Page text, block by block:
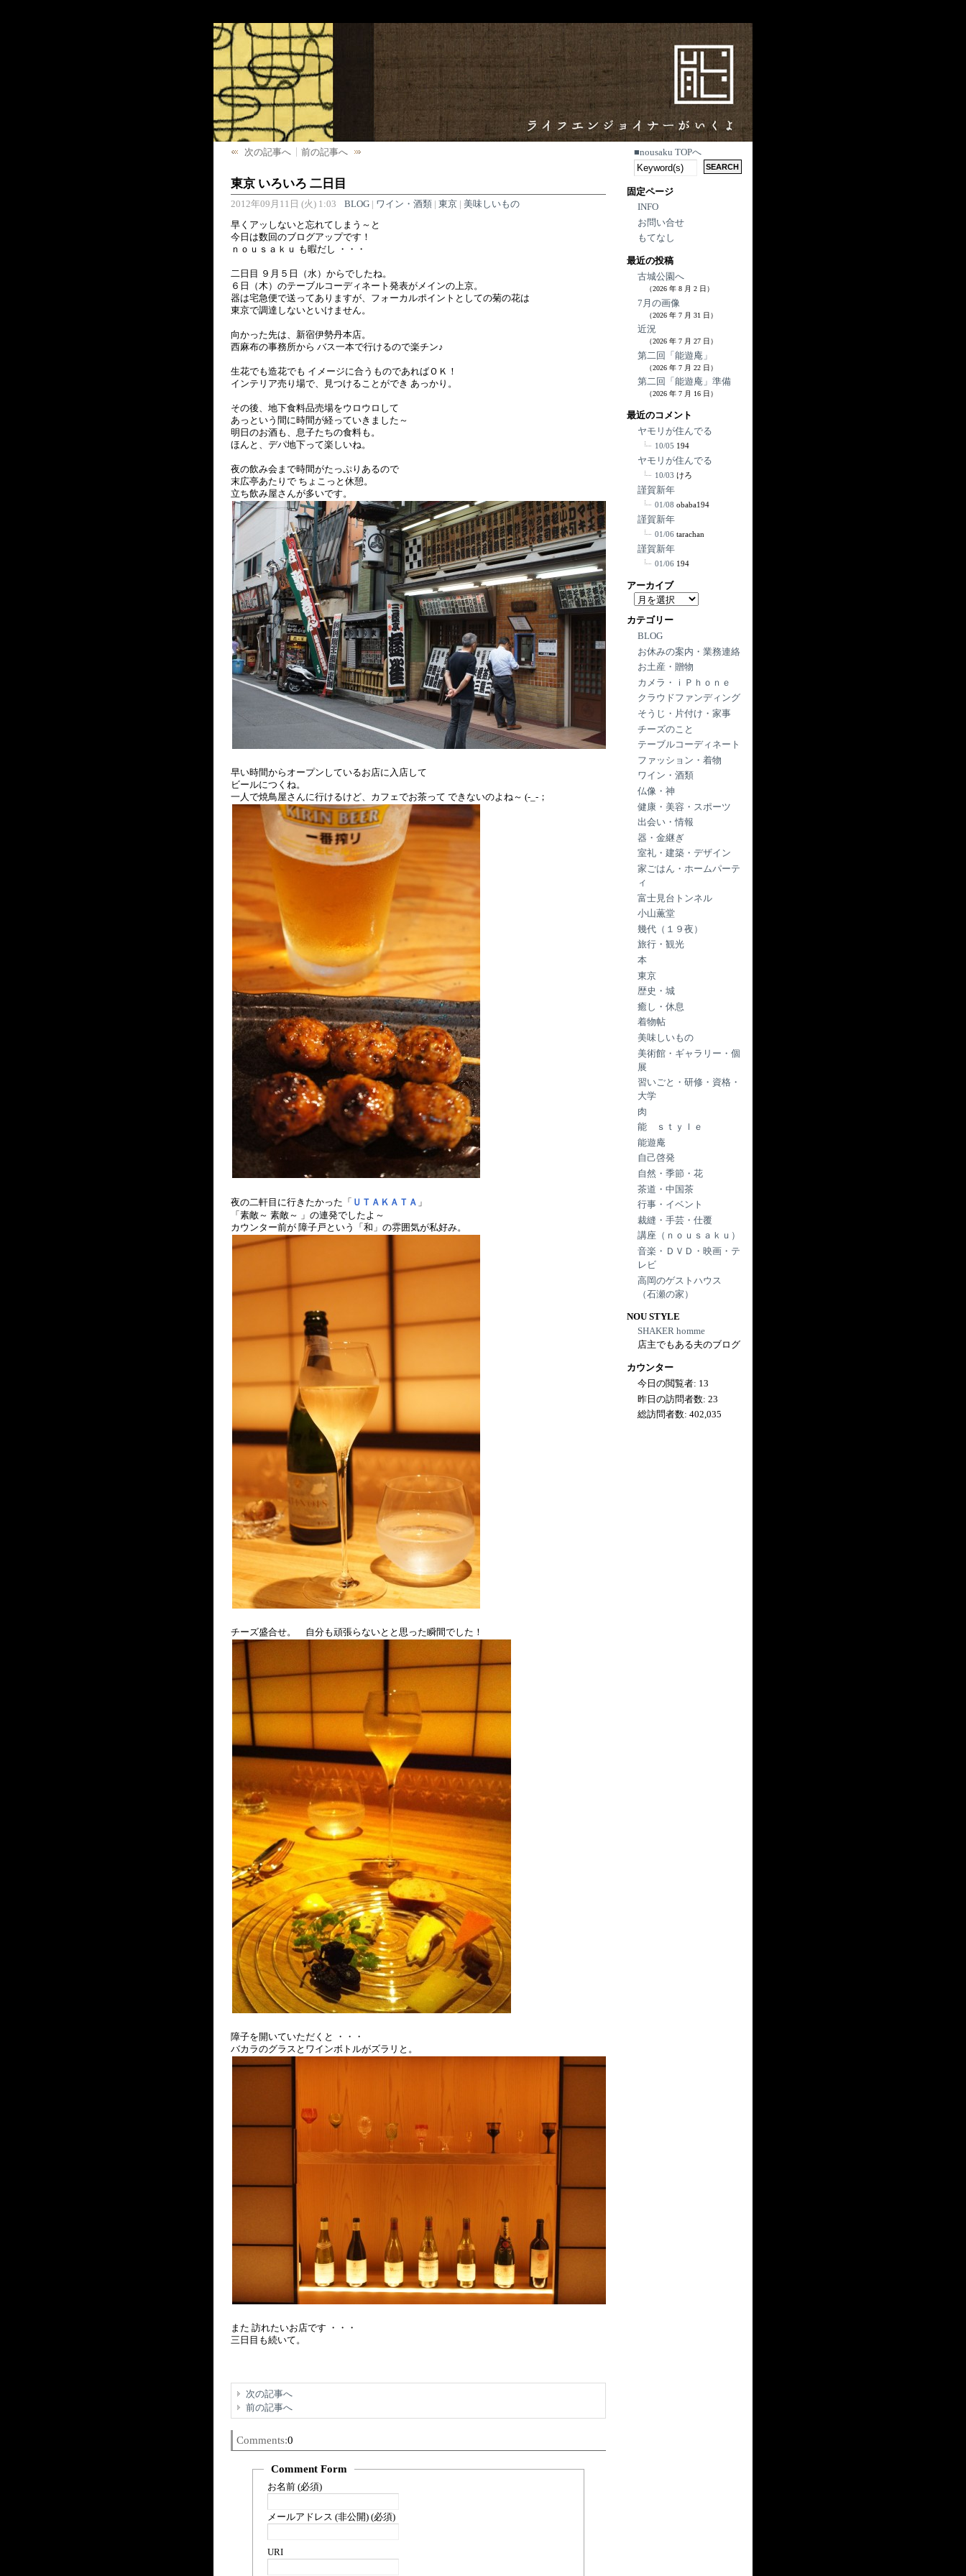
次の記事へ 前の記事へ
東京 いろいろ 二日目
2012年09月11日 (火) 1:03 BLOG| ワイン・酒類| 東京| 美味しいもの
早くアッしないと忘れてしまう～と
今日は数回のブログアップです！
ｎｏｕｓａｋｕ も暇だし ・・・
二日目 ９月５日（水）からでしたね。
６日（木）のテーブルコーディネート発表がメインの上京。
器は宅急便で送ってありますが、フォーカルポイントとしての菊の花は
東京で調達しないといけません。
向かった先は、新宿伊勢丹本店。
西麻布の事務所から バス一本で行けるので楽チン♪
生花でも造花でも イメージに合うものであればＯＫ！
インテリア売り場で、見つけることができ あっかり。
その後、地下食料品売場をウロウロして
あっという間に時間が経っていきました～
明日のお酒も、息子たちの食料も。
ほんと、デパ地下って楽しいね。
夜の飲み会まで時間がたっぷりあるので
末広亭あたりで ちょこっと休憩。
立ち飲み屋さんが多いです。
早い時間からオープンしているお店に入店して
ビールにつくね。
一人で焼鳥屋さんに行けるけど、カフェでお茶って できないのよね～ (-_-；
夜の二軒目に行きたかった「 ＵＴＡＫＡＴＡ 」
「素敵～ 素敵～ 」の連発でしたよ～
カウンター前が 障子戸という「和」の雰囲気が私好み。
チーズ盛合せ。 自分も頑張らないとと思った瞬間でした！
障子を開いていただくと ・・・
バカラのグラスとワインボトルがズラリと。
また 訪れたいお店です ・・・
三日目も続いて。
次の記事へ
前の記事へ
Comments:0
Comment Form
お名前 (必須)
メールアドレス (非公開) (必須)
URI
■nousaku TOPへ
固定ページ
INFO
お問い合せ
もてなし
最近の投稿
古城公園へ
（2026 年 8 月 2 日）
7月の画像
（2026 年 7 月 31 日）
近況
（2026 年 7 月 27 日）
第二回「能遊庵」
（2026 年 7 月 22 日）
第二回「能遊庵」準備
（2026 年 7 月 16 日）
最近のコメント
ヤモリが住んでる
10/05 194
ヤモリが住んでる
10/03 けろ
謹賀新年
01/08 obaba194
謹賀新年
01/06 tarachan
謹賀新年
01/06 194
アーカイブ
ア
カ
イ
ブ
カテゴリー
BLOG
お休みの案内・業務連絡
お土産・贈物
カメラ・ｉＰｈｏｎｅ
クラウドファンディング
そうじ・片付け・家事
チーズのこと
テーブルコーディネート
ファッション・着物
ワイン・酒類
仏像・神
健康・美容・スポーツ
出会い・情報
器・金継ぎ
室礼・建築・デザイン
家ごはん・ホームパーテ
ィ
富士見台トンネル
小山薫堂
幾代（１９夜）
旅行・観光
本
東京
歴史・城
癒し・休息
着物帖
美味しいもの
美術館・ギャラリー・個
展
習いごと・研修・資格・
大学
肉
能 ｓｔｙｌｅ
能遊庵
自己啓発
自然・季節・花
茶道・中国茶
行事・イベント
裁縫・手芸・仕覆
講座（ｎｏｕｓａｋｕ）
音楽・ＤＶＤ・映画・テ
レビ
高岡のゲストハウス
（石瀬の家）
NOU STYLE
SHAKER homme
店主でもある夫のブログ
カウンター
今日の閲覧者: 13
昨日の訪問者数:23
総訪問者数:402,035